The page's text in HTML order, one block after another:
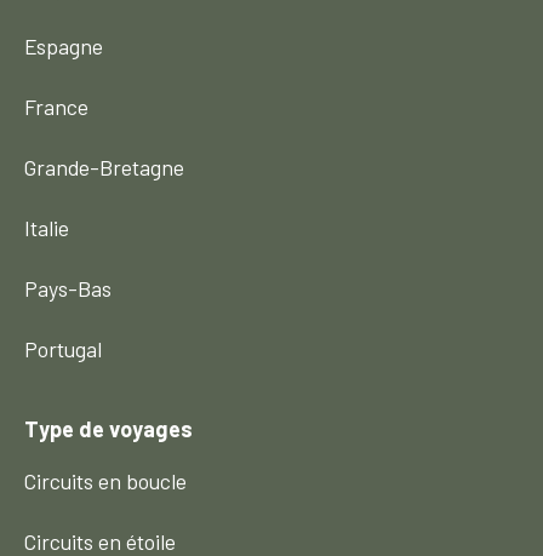
Espagne
France
Grande-Bretagne
Italie
Pays-Bas
Portugal
Type de voyages
Circuits en boucle
Circuits en étoile